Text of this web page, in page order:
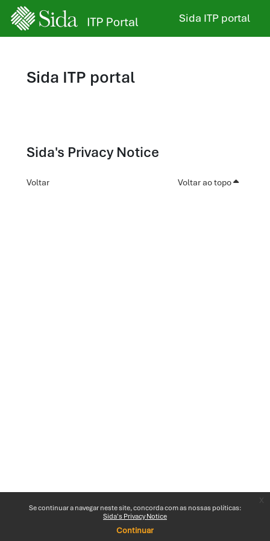
Ir para o conteúdo principal
Se continuar a navegar neste site, concorda com as nossas políticas:
Sida's Privacy Notice
Continuar
Sida ITP portal
Sida ITP portal
Sida's Privacy Notice
Voltar Voltar ao topo